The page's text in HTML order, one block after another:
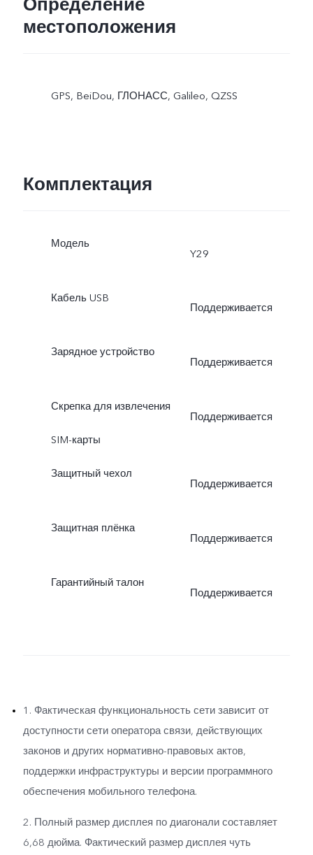
местоположения
GPS, BeiDou, ГЛОНАСС, Galileo, QZSS
Комплектация
Модель
Y29
Кабель USB
Поддерживается
Зарядное устройство
Поддерживается
Скрепка для извлечения
SIM-карты
Поддерживается
Защитный чехол
Поддерживается
Защитная плёнка
Поддерживается
Гарантийный талон
Поддерживается
1. Фактическая функциональность сети зависит от
доступности сети оператора связи, действующих
законов и других нормативно-правовых актов,
поддержки инфраструктуры и версии программного
обеспечения мобильного телефона.
2. Полный размер дисплея по диагонали составляет
6,68 дюйма. Фактический размер дисплея чуть